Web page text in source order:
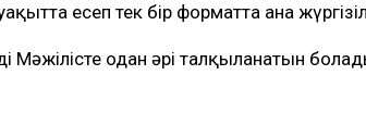
есеп тек бір форматта ғана
Мәжілісте одан әрі талқыланатын